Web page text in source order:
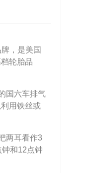
，是美国
轮胎品
生产，这
国六车排气
用铁丝或
来，如果
取应急措
将所有的
，然后将
堵塞的东
两耳看作3
和12点钟
双手握住